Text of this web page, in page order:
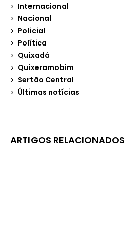
Internacional
Nacional
Policial
Política
Quixadá
Quixeramobim
Sertão Central
Últimas notícias
ARTIGOS RELACIONADOS